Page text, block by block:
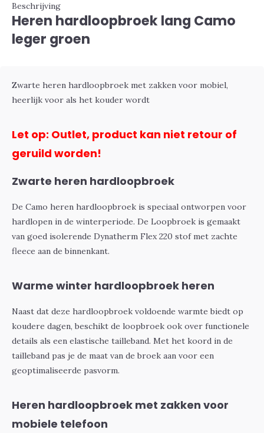
Beschrijving
Heren hardloopbroek lang Camo
leger groen
Zwarte heren hardloopbroek met zakken voor mobiel,
heerlijk voor als het kouder wordt
Let op: Outlet, product kan niet retour of
geruild worden!
Zwarte heren hardloopbroek
De Camo heren hardloopbroek is speciaal ontworpen voor
hardlopen in de winterperiode. De Loopbroek is gemaakt
van goed isolerende Dynatherm Flex 220 stof met zachte
fleece aan de binnenkant.
Warme winter hardloopbroek heren
Naast dat deze hardloopbroek voldoende warmte biedt op
koudere dagen, beschikt de loopbroek ook over functionele
details als een elastische tailleband. Met het koord in de
tailleband pas je de maat van de broek aan voor een
geoptimaliseerde pasvorm.
Heren hardloopbroek met zakken voor
mobiele telefoon